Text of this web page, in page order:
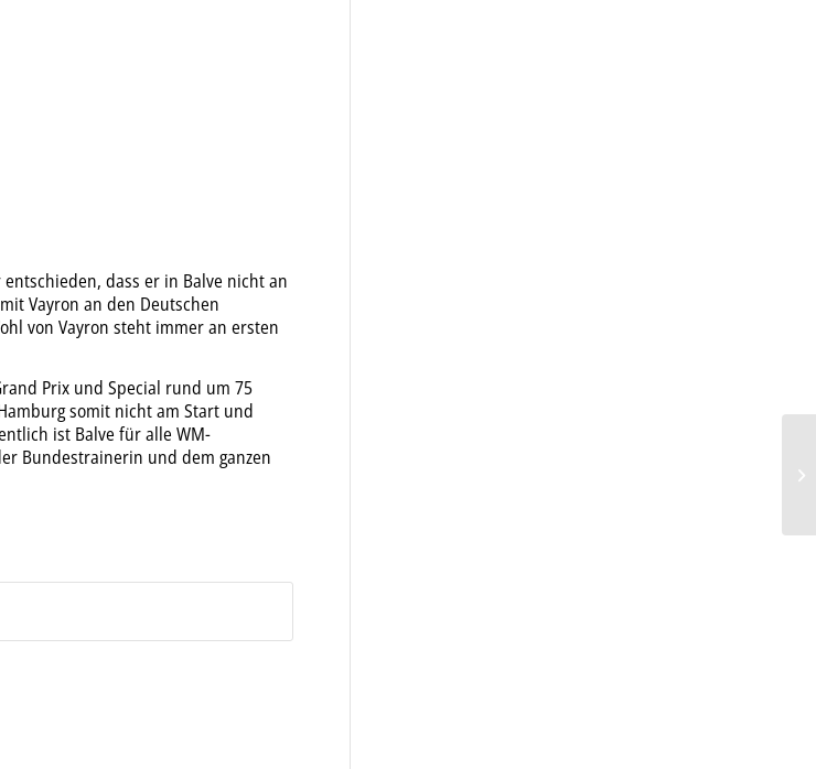
dass er in Balve nicht an
Vayron an den Deutschen
von Vayron steht immer an ersten
Prix und Special rund um 75
somit nicht am Start und
ist Balve für alle WM-
Bundestrainerin und dem ganzen